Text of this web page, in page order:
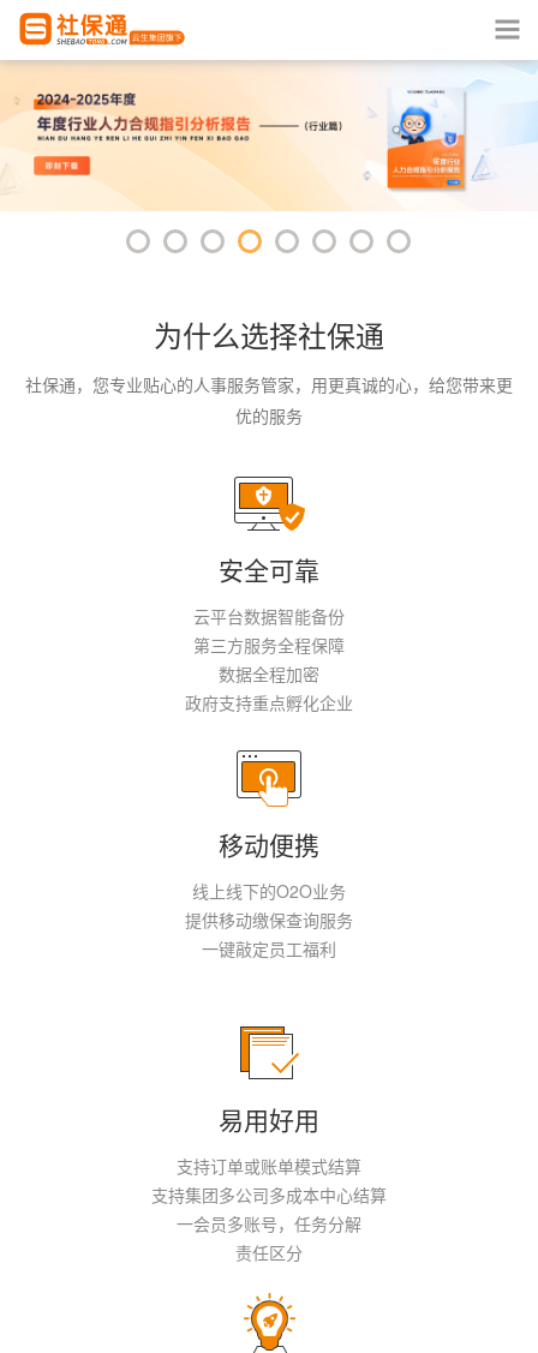
为什么选择社保通
社保通，您专业贴心的人事服务管家，用更真诚的心，给您带来更
优的服务
安全可靠
云平台数据智能备份
第三方服务全程保障
数据全程加密
政府支持重点孵化企业
移动便携
线上线下的O2O业务
提供移动缴保查询服务
一键敲定员工福利
易用好用
支持订单或账单模式结算
支持集团多公司多成本中心结算
一会员多账号，任务分解
责任区分